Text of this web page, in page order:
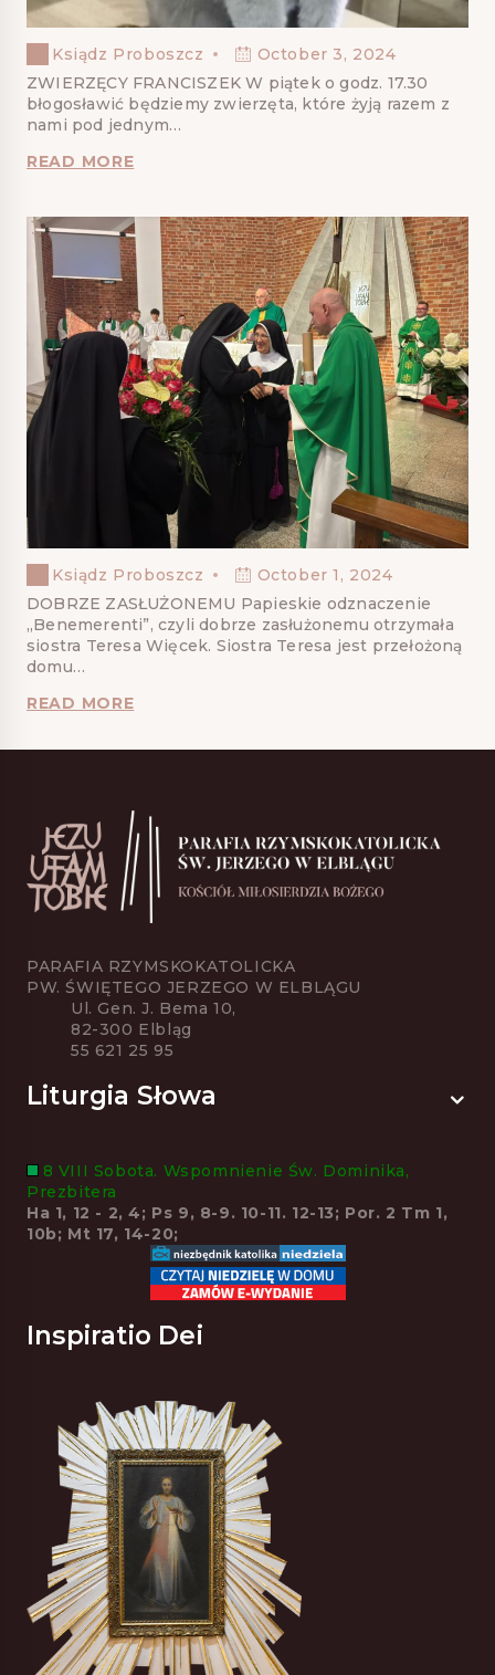
Ksiądz Proboszcz
October 3, 2024
ZWIERZĘCY FRANCISZEK W piątek o godz. 17.30
błogosławić będziemy zwierzęta, które żyją razem z
nami pod jednym…
READ MORE
Ksiądz Proboszcz
October 1, 2024
DOBRZE ZASŁUŻONEMU Papieskie odznaczenie
„Benemerenti”, czyli dobrze zasłużonemu otrzymała
siostra Teresa Więcek. Siostra Teresa jest przełożoną
domu…
READ MORE
PARAFIA RZYMSKOKATOLICKA
PW. ŚWIĘTEGO JERZEGO W ELBLĄGU
Ul. Gen. J. Bema 10,
82-300 Elbląg
55 621 25 95
Liturgia Słowa
8 VIII Sobota. Wspomnienie Św. Dominika,
Prezbitera
Ha 1, 12 - 2, 4; Ps 9, 8-9. 10-11. 12-13; Por. 2 Tm 1,
10b; Mt 17, 14-20;
Inspiratio Dei